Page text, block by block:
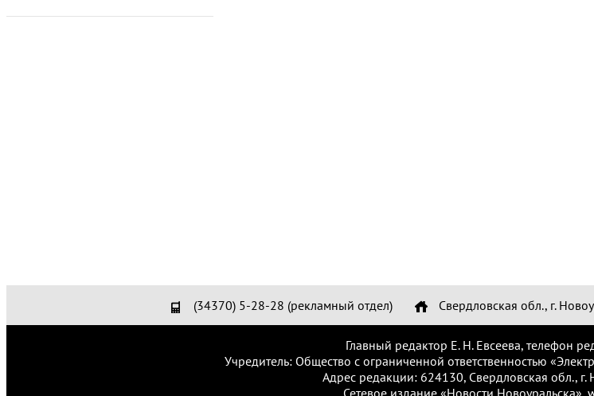
(34370) 5-28-28 (рекламный отдел) Свердловская обл., г.
Главный редактор Е. Н. Евсеева, телефон
Учредитель: Общество с ограниченной ответственностью
Адрес редакции: 624130, Свердловская обл., г.